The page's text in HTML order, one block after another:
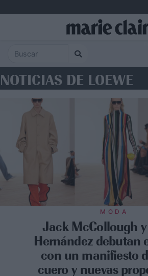
NOTICIAS DE LOEWE
MODA
Jack McCollough
Hernández debutan
con un manifiesto
cuero y nuevas